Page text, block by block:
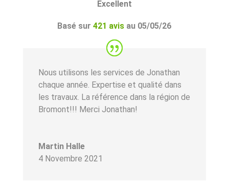
Excellent
Basé sur421 avis au 05/05/26
Nous utilisons les services de Jonathan
chaque année. Expertise et qualité dans
les travaux. La référence dans la région de
Bromont!!! Merci Jonathan!
Martin Halle
4 Novembre 2021